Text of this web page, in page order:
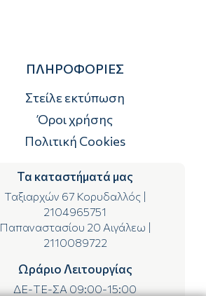
ΠΛΗΡΟΦΟΡΙΕΣ
Στείλε εκτύπωση
Όροι χρήσης
Πολιτική Cookies
Τα καταστήματά μας
Ταξιαρχών 67 Κορυδαλλός|
2104965751
Παπαναστασίου 20 Αιγάλεω |
2110089722
Ωράριο Λειτουργίας
ΔΕ-ΤΕ-ΣΑ 09:00-15:00